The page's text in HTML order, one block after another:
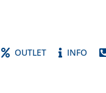
OUTLET INFO